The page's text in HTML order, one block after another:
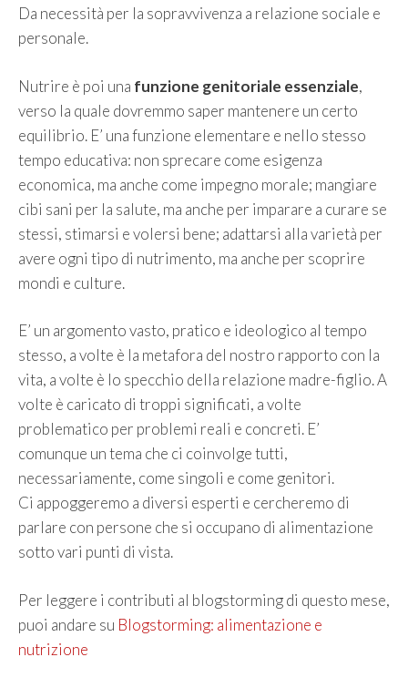
Da necessità per la sopravvivenza a relazione sociale e
personale.
Nutrire è poi una funzione genitoriale essenziale,
verso la quale dovremmo saper mantenere un certo
equilibrio. E’ una funzione elementare e nello stesso
tempo educativa: non sprecare come esigenza
economica, ma anche come impegno morale; mangiare
cibi sani per la salute, ma anche per imparare a curare se
stessi, stimarsi e volersi bene; adattarsi alla varietà per
avere ogni tipo di nutrimento, ma anche per scoprire
mondi e culture.
E’ un argomento vasto, pratico e ideologico al tempo
stesso, a volte è la metafora del nostro rapporto con la
vita, a volte è lo specchio della relazione madre-figlio. A
volte è caricato di troppi significati, a volte
problematico per problemi reali e concreti. E’
comunque un tema che ci coinvolge tutti,
necessariamente, come singoli e come genitori.
Ci appoggeremo a diversi esperti e cercheremo di
parlare con persone che si occupano di alimentazione
sotto vari punti di vista.
Per leggere i contributi al blogstorming di questo mese,
puoi andare su Blogstorming: alimentazione e
nutrizione